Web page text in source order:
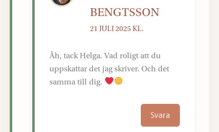
BENGTSSON
21 JULI 2025 KL.
Åh, tack Helga. Vad roligt att du
uppskattar det jag skriver. Och det
samma till dig.
Svara